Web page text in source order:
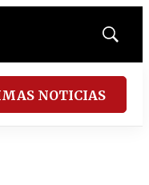
Mostrar
NOTICIAS